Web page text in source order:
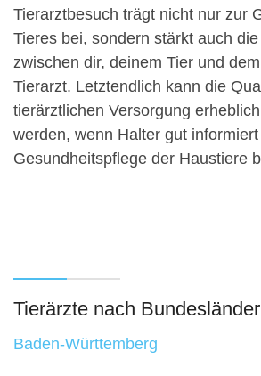
Tierarztbesuch trägt nicht nur zur
Tieres bei, sondern stärkt auch
zwischen dir, deinem Tier und
Tierarzt. Letztendlich kann die
tierärztlichen Versorgung
werden, wenn Halter gut
Gesundheitspflege der Haustiere
Tierärzte nach
Baden-Württemberg